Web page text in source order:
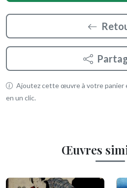
Ajoutez cette œuvre à votre panier
en un clic.
Œuvres